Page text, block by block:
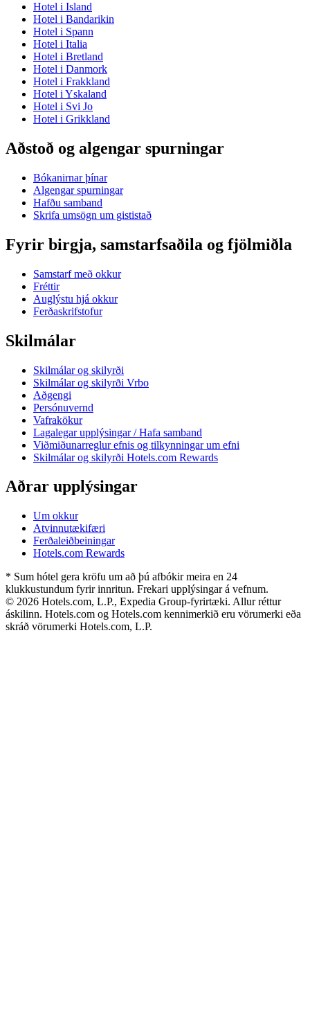
Hotel i Island
Hotel i Bandarikin
Hotel i Spann
Hotel i Italia
Hotel i Bretland
Hotel i Danmork
Hotel i Frakkland
Hotel i Yskaland
Hotel i Svi Jo
Hotel i Grikkland
Aðstoð og algengar spurningar
Bókanirnar þínar
Algengar spurningar
Hafðu samband
Skrifa umsögn um gististað
Fyrir birgja, samstarfsaðila og fjölmiðla
Samstarf með okkur
Fréttir
Auglýstu hjá okkur
Ferðaskrifstofur
Skilmálar
Skilmálar og skilyrði
Skilmálar og skilyrði Vrbo
Aðgengi
Persónuvernd
Vafrakökur
Lagalegar upplýsingar / Hafa samband
Viðmiðunarreglur efnis og tilkynningar um efni
Skilmálar og skilyrði Hotels.com Rewards
Aðrar upplýsingar
Um okkur
Atvinnutækifæri
Ferðaleiðbeiningar
Hotels.com Rewards
* Sum hótel gera kröfu um að þú afbókir meira en 24
klukkustundum fyrir innritun. Frekari upplýsingar á vefnum.
© 2026 Hotels.com, L.P., Expedia Group-fyrirtæki. Allur réttur
áskilinn. Hotels.com og Hotels.com kennimerkið eru vörumerki eða
skráð vörumerki Hotels.com, L.P.